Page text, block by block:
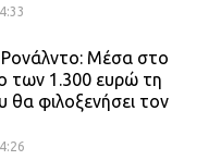
Ρονάλντο: Μέσα στο
των 1.300 ευρώ τη
θα φιλοξενήσει τον